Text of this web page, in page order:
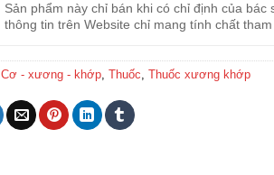
Sản phẩm này chỉ bán khi có chỉ định của bác
thông tin trên Website chỉ mang tính chất tham
Cơ - xương - khớp, Thuốc, Thuốc xương khớp